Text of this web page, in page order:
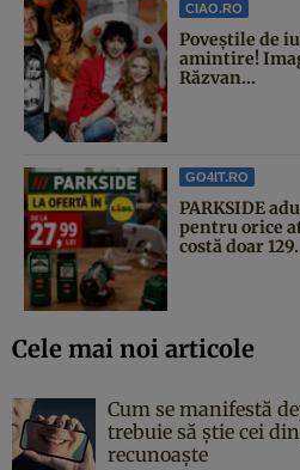
CIAO.RO
Poveştile de
amintire!
Răzvan...
GO4IT.RO
PARKSIDE
pentru orice
costă doar
Cele mai noi articole
Cum se manifestă
trebuie să știe cei
recunoaște